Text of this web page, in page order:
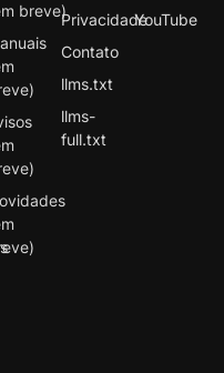
breve)Privacidade
Contato
llms.txt
llms-
full.txt
YouTube